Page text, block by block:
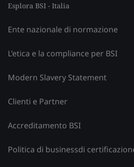
Esplora BSI - Italia
Ente nazionale di normazione
L’etica e la compliance per BSI
Modern Slavery Statement
Clienti e Partner
Accreditamento BSI
Politica di businessdi